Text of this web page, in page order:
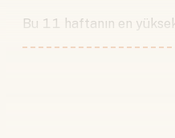
Bu 11 haftanın en